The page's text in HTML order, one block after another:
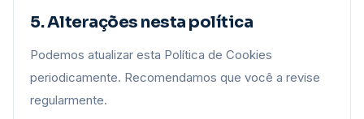
5. Alterações nesta política
Podemos atualizar esta Política de Cookies
periodicamente. Recomendamos que você a revise
regularmente.